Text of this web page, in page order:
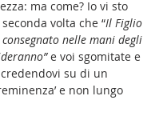
ma come? Io vi sto
volta che “Il Figlio
consegnato nelle mani degli
e voi sgomitate e
su di un
e non lungo